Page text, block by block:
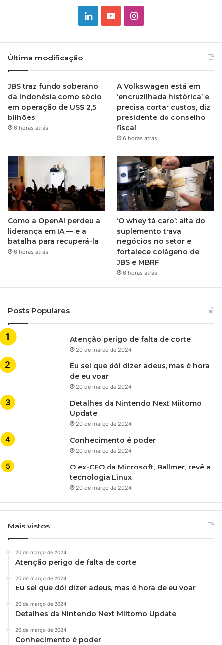
LinkedinYouTubeInstagram
Última modificação
JBS traz fundo soberano
da Indonésia como sócio
em operação de US$ 2,5
bilhões
6 horas atrás
A Volkswagen está em
‘encruzilhada histórica’ e
precisa cortar custos, diz
presidente do conselho
fiscal
6 horas atrás
Como a OpenAI perdeu a
liderança em IA — e a
batalha para recuperá-la
6 horas atrás
‘O whey tá caro’: alta do
suplemento trava
negócios no setor e
fortalece colágeno de
JBS e MBRF
6 horas atrás
Posts Populares
Atenção perigo de falta de corte
20 de março de 2024
Eu sei que dói dizer adeus, mas é hora
de eu voar
20 de março de 2024
Detalhes da Nintendo Next Miitomo
Update
20 de março de 2024
Conhecimento é poder
20 de março de 2024
O ex-CEO da Microsoft, Ballmer, revê a
tecnologia Linux
20 de março de 2024
Mais vistos
20 de março de 2024
Atenção perigo de falta de corte
20 de março de 2024
Eu sei que dói dizer adeus, mas é hora de eu voar
20 de março de 2024
Detalhes da Nintendo Next Miitomo Update
20 de março de 2024
Conhecimento é poder